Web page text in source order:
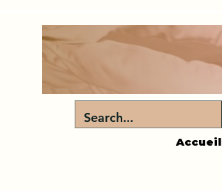
Accueil